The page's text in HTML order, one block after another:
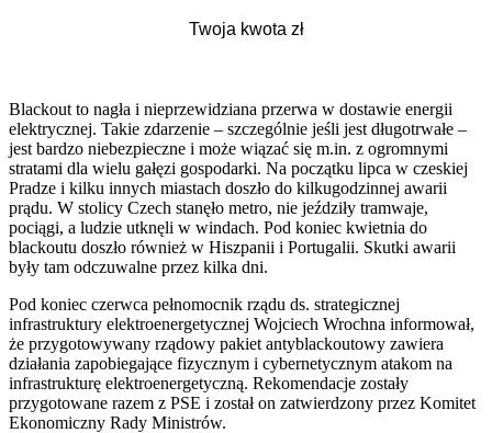
Blackout to nagła i nieprzewidziana przerwa w dostawie energii
elektrycznej. Takie zdarzenie – szczególnie jeśli jest długotrwałe –
jest bardzo niebezpieczne i może wiązać się m.in. z ogromnymi
stratami dla wielu gałęzi gospodarki. Na początku lipca w czeskiej
Pradze i kilku innych miastach doszło do kilkugodzinnej awarii
prądu. W stolicy Czech stanęło metro, nie jeździły tramwaje,
pociągi, a ludzie utknęli w windach. Pod koniec kwietnia do
blackoutu doszło również w Hiszpanii i Portugalii. Skutki awarii
były tam odczuwalne przez kilka dni.
Pod koniec czerwca pełnomocnik rządu ds. strategicznej
infrastruktury elektroenergetycznej Wojciech Wrochna informował,
że przygotowywany rządowy pakiet antyblackoutowy zawiera
działania zapobiegające fizycznym i cybernetycznym atakom na
infrastrukturę elektroenergetyczną. Rekomendacje zostały
przygotowane razem z PSE i został on zatwierdzony przez Komitet
Ekonomiczny Rady Ministrów.